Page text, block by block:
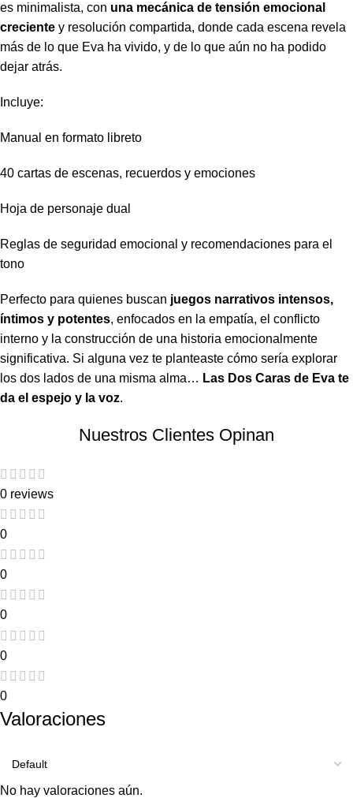
es minimalista, con una mecánica de tensión emocional
creciente y resolución compartida, donde cada escena revela
más de lo que Eva ha vivido, y de lo que aún no ha podido
dejar atrás.
Incluye:
Manual en formato libreto
40 cartas de escenas, recuerdos y emociones
Hoja de personaje dual
Reglas de seguridad emocional y recomendaciones para el
tono
Perfecto para quienes buscan juegos narrativos intensos,
íntimos y potentes, enfocados en la empatía, el conflicto
interno y la construcción de una historia emocionalmente
significativa. Si alguna vez te planteaste cómo sería explorar
los dos lados de una misma alma… Las Dos Caras de Eva te
da el espejo y la voz.
Nuestros Clientes Opinan
0 reviews
0
0
0
0
0
Valoraciones
No hay valoraciones aún.